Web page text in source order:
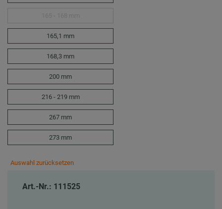
165,1 mm
168,3 mm
200 mm
216 - 219 mm
267 mm
273 mm
Auswahl zurücksetzen
Art.-Nr.: 111525